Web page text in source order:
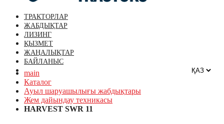
ТРАКТОРЛАР
ЖАБДЫҚТАР
ЛИЗИНГ
ҚЫЗМЕТ
ЖАҢАЛЫҚТАР
БАЙЛАНЫС
main
Каталог
Ауыл шаруашылығы жабдықтары
Жем дайындау техникасы
HARVEST SWR 11